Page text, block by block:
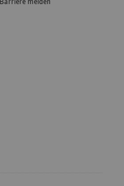
Barriere melden